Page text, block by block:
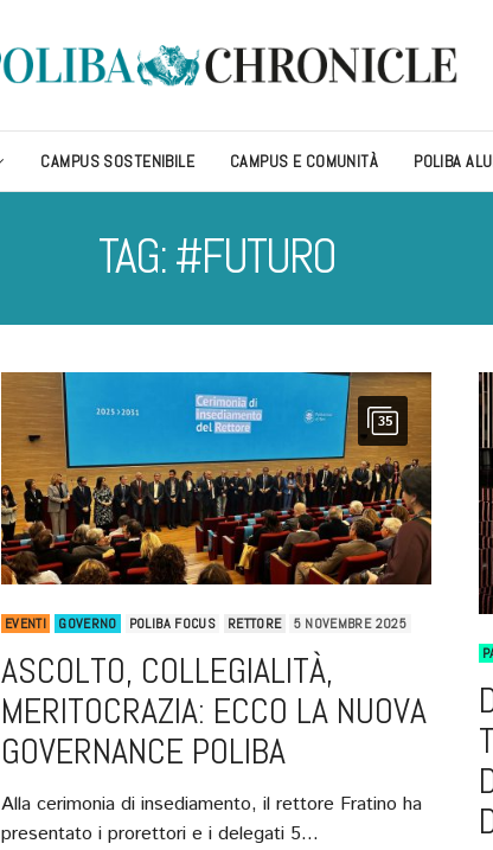
CAMPUS SOSTENIBILE CAMPUS E COMUNITÀ POLIBA
TAG: #FUTURO
35
EVENTI GOVERNO POLIBA FOCUS RETTORE 5 NOVEMBRE 2025
ASCOLTO, COLLEGIALITÀ,
MERITOCRAZIA: ECCO LA NUOVA
GOVERNANCE POLIBA
Alla cerimonia di insediamento, il rettore Fratino ha
presentato i prorettori e i delegati 5…